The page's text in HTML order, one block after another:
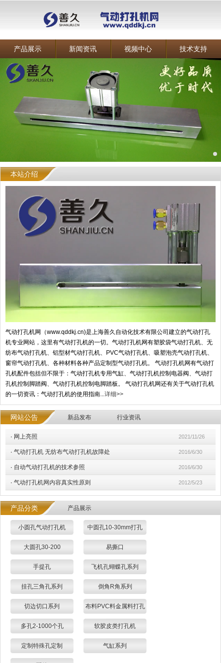
产品展示 新闻资讯 视频中心 技术支持
本站介绍
气动打孔机网（www.qddkj.cn)是上海善久自动化技术有限公司建立的气动打孔
机专业网站，这里有气动打孔机的一切。气动打孔机网有塑胶袋气动打孔机、无
纺布气动打孔机、铝型材气动打孔机、PVC气动打孔机、吸塑泡壳气动打孔机、
窗帘气动打孔机、各种材料各种产品定制型气动打孔机。 气动打孔机网有气动打
孔机配件包括但不限于：气动打孔机专用气缸、气动打孔机控制电器阀、气动打
孔机控制脚踏阀、气动打孔机控制电脚踏板。 气动打孔机网还有关于气动打孔机
的一切资讯：气动打孔机的使用指南...详细>>
网站公告 新品发布 行业资讯
· 网上亮照 2021/11/26
· 气动打孔机 无纺布气动打孔机故障处 2016/6/30
· 自动气动打孔机的技术参照 2016/6/30
· 气动打孔机网内容真实性原则 2012/5/23
产品分类 产品展示
小圆孔气动打孔机 中圆孔10-30mm打孔
大圆孔30-200 易撕口
手提孔 飞机孔蝴蝶孔系列
挂孔三角孔系列 倒角R角系列
切边切口系列 布料PVC料金属料打孔
多孔2-1000个孔 软胶皮类打孔机
定制特殊孔定制 气缸系列